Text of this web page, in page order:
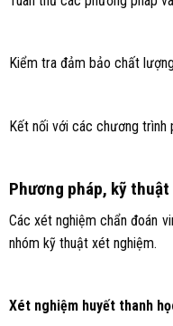
Kiểm tra đảm bảo chất
Kết nối với các chương
Phương pháp, kỹ
Các xét nghiệm chẩn đoán
nhóm kỹ thuật xét nghiệm.
Xét nghiệm huyết thanh